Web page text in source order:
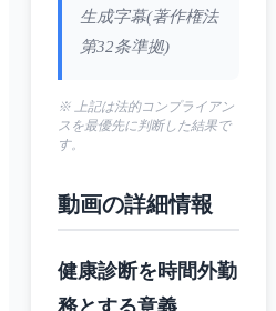
生成字幕(著作権法
第32条準拠)
※ 上記は法的コンプライアン
スを最優先に判断した結果で
す。
動画の詳細情報
健康診断を時間外勤